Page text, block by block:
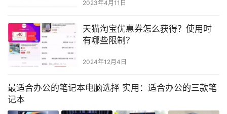
2023年4月11日
天猫淘宝优惠券怎么获得？使用时
有哪些限制？
2024年12月4日
最适合办公的笔记本电脑选择 实用：适合办公的三款笔
记本